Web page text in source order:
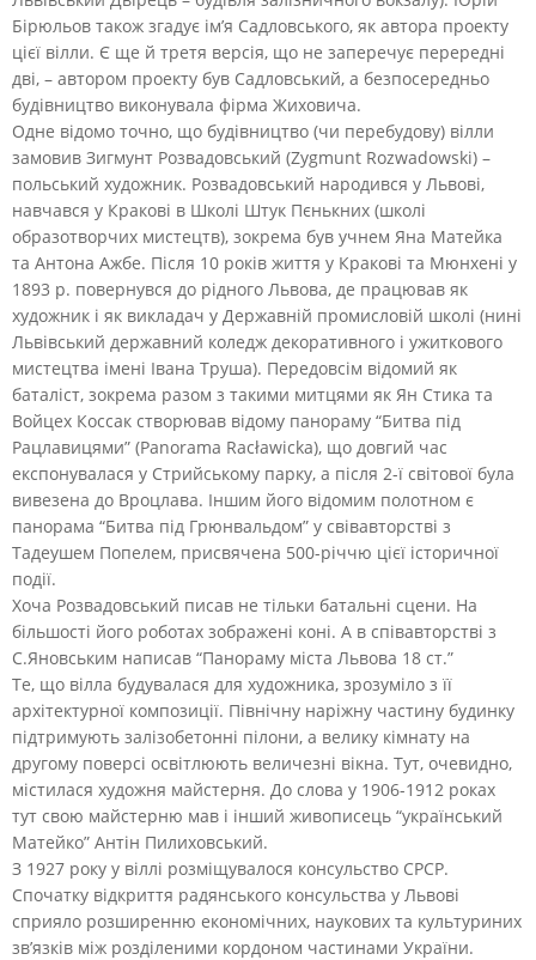
Бірюльов також згадує ім’я Садловського, як автора проекту
цієї вілли. Є ще й третя версія, що не заперечує перередні
дві, – автором проекту був Садловський, а безпосередньо
будівництво виконувала фірма Жиховича.
Одне відомо точно, що будівництво (чи перебудову) вілли
замовив Зигмунт Розвадовський (Zygmunt Rozwadowski) –
польський художник. Розвадовський народився у Львові,
навчався у Кракові в Школі Штук Пєнькних (школі
образотворчих мистецтв), зокрема був учнем Яна Матейка
та Антона Ажбе. Після 10 років життя у Кракові та Мюнхені у
1893 р. повернувся до рідного Львова, де працював як
художник і як викладач у Державній промисловій школі (нині
Львівський державний коледж декоративного і ужиткового
мистецтва імені Івана Труша). Передовсім відомий як
баталіст, зокрема разом з такими митцями як Ян Стика та
Войцех Коссак створював відому панораму “Битва під
Рацлавицями” (Panorama Racławicka), що довгий час
експонувалася у Стрийському парку, а після 2-ї світової була
вивезена до Вроцлава. Іншим його відомим полотном є
панорама “Битва під Грюнвальдом” у свівавторстві з
Тадеушем Попелем, присвячена 500-річчю цієї історичної
події.
Хоча Розвадовський писав не тільки батальні сцени. На
більшості його роботах зображені коні. А в співавторстві з
С.Яновським написав “Панораму міста Львова 18 ст.”
Те, що вілла будувалася для художника, зрозуміло з її
архітектурної композиції. Північну наріжну частину будинку
підтримують залізобетонні пілони, а велику кімнату на
другому поверсі освітлюють величезні вікна. Тут, очевидно,
містилася художня майстерня. До слова у 1906-1912 роках
тут свою майстерню мав і інший живописець “український
Матейко” Антін Пилиховський.
З 1927 року у віллі розміщувалося консульство СРСР.
Спочатку відкриття радянського консульства у Львові
сприяло розширенню економічних, наукових та культуриних
зв’язків між розділеними кордоном частинами України.